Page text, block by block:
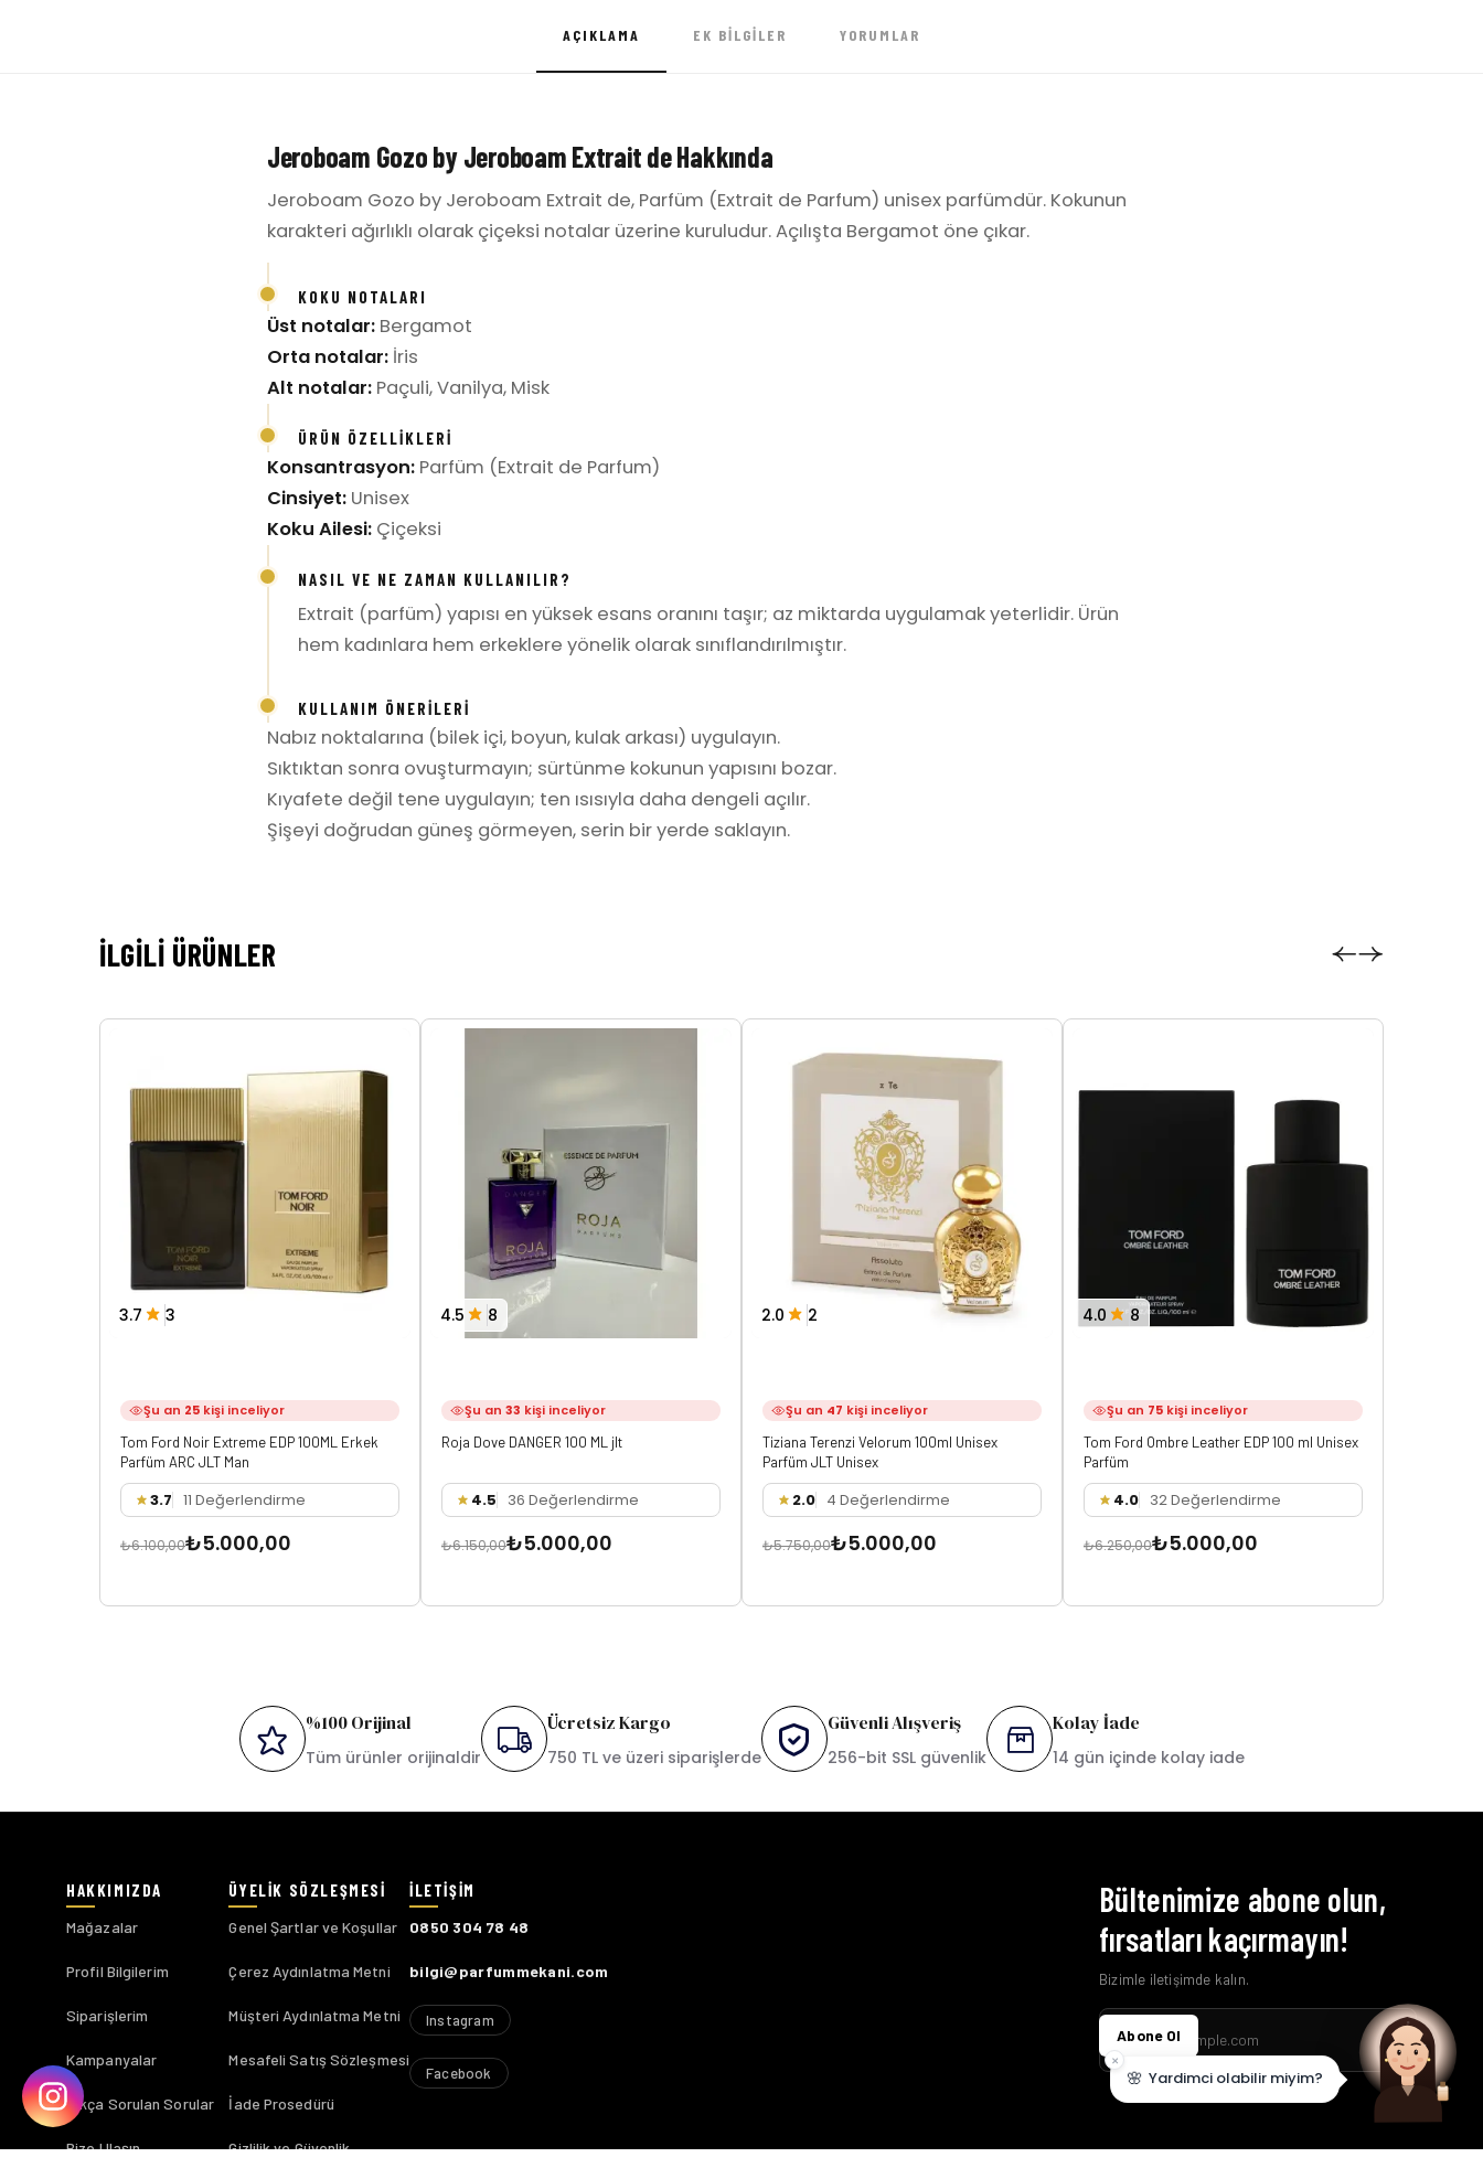
AÇIKLAMA EK BILGILER YORUMLAR
Jeroboam Gozo by Jeroboam Extrait de Hakkında
Jeroboam Gozo by Jeroboam Extrait de, Parfüm (Extrait de Parfum) unisex parfümdür. Kokunun
karakteri ağırlıklı olarak çiçeksi notalar üzerine kuruludur. Açılışta Bergamot öne çıkar.
KOKU NOTALARI
Üst notalar: Bergamot
Orta notalar: İris
Alt notalar: Paçuli, Vanilya, Misk
ÜRÜN ÖZELLIKLERI
Konsantrasyon: Parfüm (Extrait de Parfum)
Cinsiyet: Unisex
Koku Ailesi: Çiçeksi
NASIL VE NE ZAMAN KULLANILIR?
Extrait (parfüm) yapısı en yüksek esans oranını taşır; az miktarda uygulamak yeterlidir. Ürün
hem kadınlara hem erkeklere yönelik olarak sınıflandırılmıştır.
KULLANIM ÖNERILERI
Nabız noktalarına (bilek içi, boyun, kulak arkası) uygulayın.
Sıktıktan sonra ovuşturmayın; sürtünme kokunun yapısını bozar.
Kıyafete değil tene uygulayın; ten ısısıyla daha dengeli açılır.
Şişeyi doğrudan güneş görmeyen, serin bir yerde saklayın.
İLGILI ÜRÜNLER
3.7 3
Şu an 25 kişi inceliyor
Tom Ford Noir Extreme EDP 100ML Erkek
Parfüm ARC JLT Man
3.7 11 Değerlendirme
₺6.100,00₺5.000,00
4.5 8
Şu an 33 kişi inceliyor
Roja Dove DANGER 100 ML jlt
4.5 36 Değerlendirme
₺6.150,00₺5.000,00
2.0 2
Şu an 47 kişi inceliyor
Tiziana Terenzi Velorum 100ml Unisex
Parfüm JLT Unisex
2.0 4 Değerlendirme
₺5.750,00₺5.000,00
4.0 8
Şu an 75 kişi inceliyor
Tom Ford Ombre Leather EDP 100 ml Unisex
Parfüm
4.0 32 Değerlendirme
₺6.250,00₺5.000,00
%100 Orijinal
Tüm ürünler orijinaldir
Ücretsiz Kargo
750 TL ve üzeri siparişlerde
Güvenli Alışveriş
256-bit SSL güvenlik
Kolay İade
14 gün içinde kolay iade
Mağazalar
Profil Bilgilerim
Siparişlerim
Kampanyalar
Sıkça Sorulan Sorular
Bize Ulaşın
Genel Şartlar ve Koşullar
Çerez Aydınlatma Metni
Müşteri Aydınlatma Metni
Mesafeli Satış Sözleşmesi
İade Prosedürü
Gizlilik ve Güvenlik
0850 304 78 48
bilgi@parfummekani.com
Instagram
Facebook
Bültenimize abone olun,
fırsatları kaçırmayın!
Bizimle iletişimde kalın.
Abone Ol
×
🌸 Yardimci olabilir miyim?